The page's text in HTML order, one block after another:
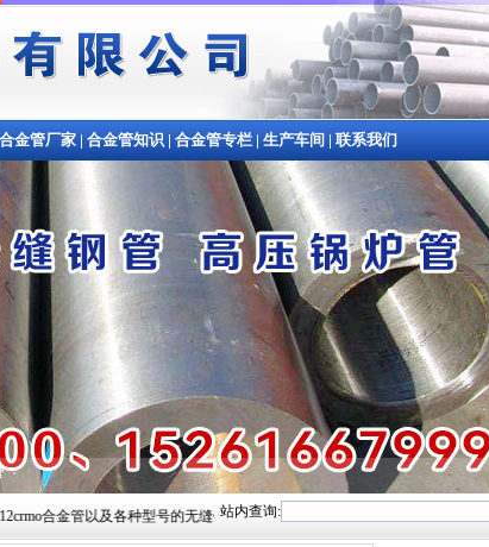
合金管厂家 | 合金管知识 | 合金管专栏 | 生产车间 | 联系我们
合金管以及各种型号的无缝钢管,常备材质：20#、35#、45#、20G、
站内查询: